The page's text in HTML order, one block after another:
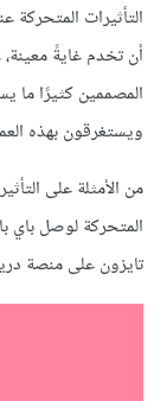
التأثيرات
أن تخدم غايةً
المصممين كثيرًا ما
ويستغرقون بهذه
من الأمثلة على
المتحركة لوصل باي
تايزون على منصة